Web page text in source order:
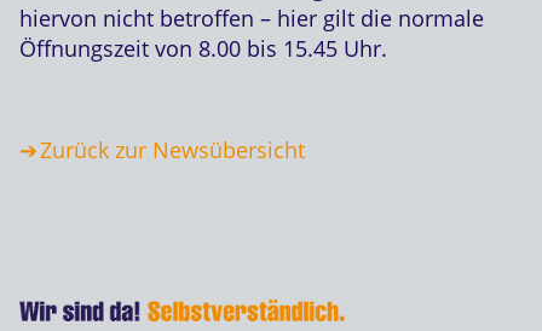
hiervon nicht betroffen – hier gilt die normale
Öffnungszeit von 8.00 bis 15.45 Uhr.
Zurück zur Newsübersicht